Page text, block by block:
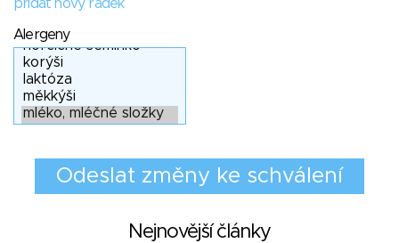
přidat nový řádek
Alergeny
Nejnovější články